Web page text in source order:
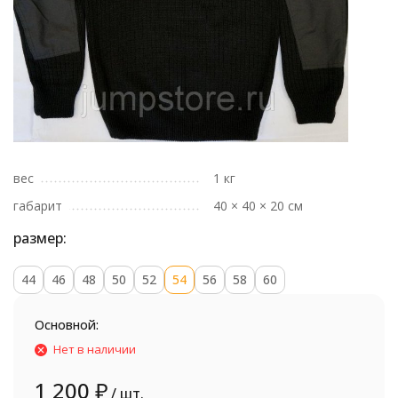
вес
1 кг
габарит
40 × 40 × 20 см
размер:
44 46 48 50 52 54 56 58 60
Основной:
Нет в наличии
1 200 ₽/ шт.